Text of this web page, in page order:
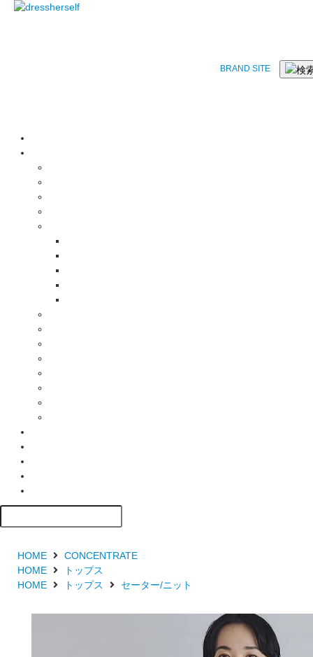
BRAND SITE
HOME
CONCENTRATE
HOME
トップス
HOME
トップス セーター/ニット